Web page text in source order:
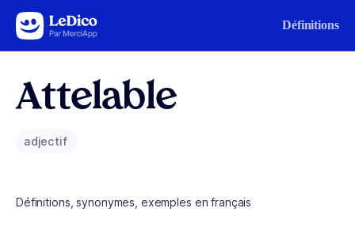
Aller au contenu Définitions
Attelable
adjectif
Définitions, synonymes, exemples en français